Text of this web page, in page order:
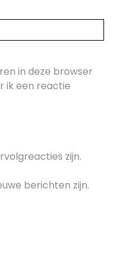
in deze browser
ik een reactie
zijn.
berichten zijn.